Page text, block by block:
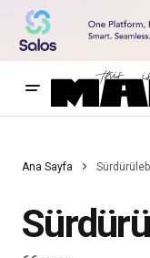
Ana Sayfa